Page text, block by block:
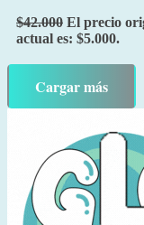
$42.000 El precio
actual es: $5.000.
Cargar más